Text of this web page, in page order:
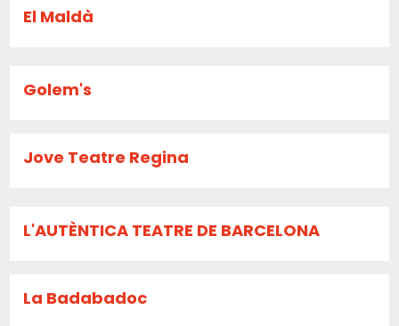
El Maldà
Golem's
Jove Teatre Regina
L'AUTÈNTICA TEATRE DE BARCELONA
La Badabadoc